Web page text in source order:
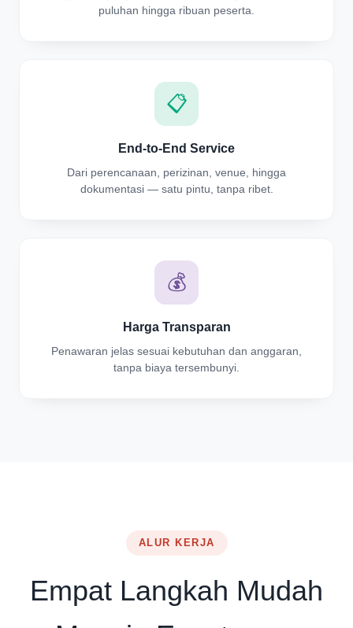
puluhan hingga ribuan peserta.
📋
End-to-End Service
Dari perencanaan, perizinan, venue, hingga
dokumentasi — satu pintu, tanpa ribet.
💰
Harga Transparan
Penawaran jelas sesuai kebutuhan dan anggaran,
tanpa biaya tersembunyi.
ALUR KERJA
Empat Langkah Mudah